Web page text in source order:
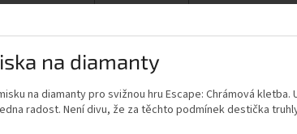
na diamanty
na diamanty pro svižnou hru Escape: Chrámová
radost. Není divu, že za těchto podmínekdestička